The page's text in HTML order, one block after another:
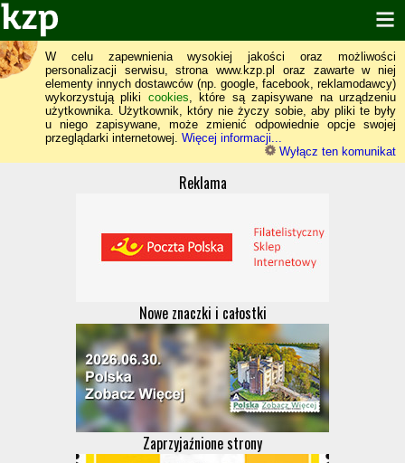
W celu zapewnienia wysokiej jakości oraz możliwości
personalizacji serwisu, strona www.kzp.pl oraz zawarte w niej
elementy innych dostawców (np. google, facebook, reklamodawcy)
wykorzystują pliki cookies, które są zapisywane na urządzeniu
użytkownika. Użytkownik, który nie życzy sobie, aby pliki te były
u niego zapisywane, może zmienić odpowiednie opcje swojej
przeglądarki internetowej. Więcej informacji...
Wyłącz ten komunikat
Reklama
Nowe znaczki i całostki
Zaprzyjaźnione strony